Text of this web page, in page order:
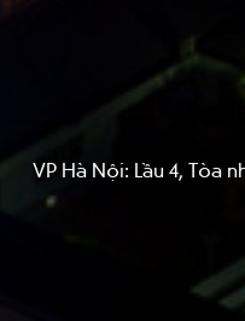
VP Hà Nội: Lầu 4, Tòa